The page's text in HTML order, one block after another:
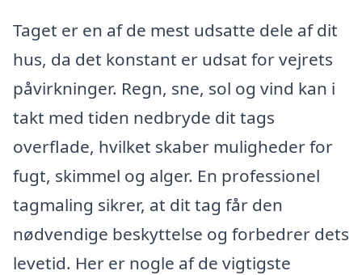
Taget er en af de mest udsatte dele af dit
hus, da det konstant er udsat for vejrets
påvirkninger. Regn, sne, sol og vind kan i
takt med tiden nedbryde dit tags
overflade, hvilket skaber muligheder for
fugt, skimmel og alger. En professionel
tagmaling sikrer, at dit tag får den
nødvendige beskyttelse og forbedrer dets
levetid. Her er nogle af de vigtigste